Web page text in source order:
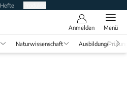
Hefte
Anmelden Menü
Naturwissenschaft Ausbildung/